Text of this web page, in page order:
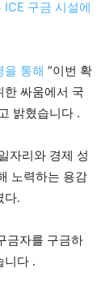
구금 시설에
을 통해 “이번 확
한 싸움에서 국
밝혔습니다 .
자리와 경제 성
노력하는 용감
다.
금자를 구금하
니다 .